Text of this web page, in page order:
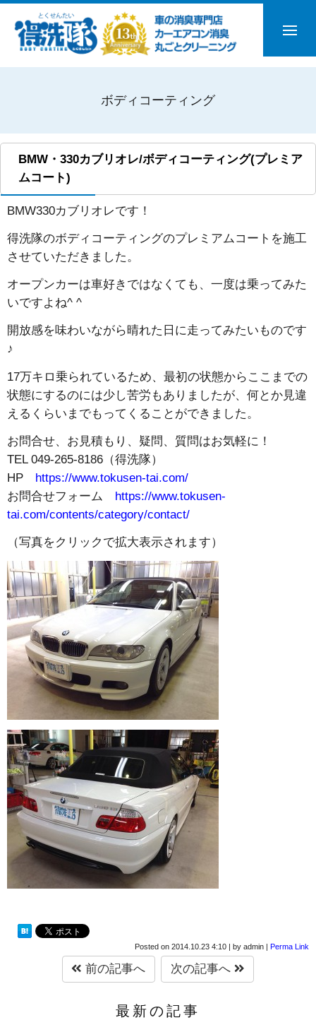
ボディコーティング
BMW・330カブリオレ/ボディコーティング(プレミア
ムコート)
BMW330カブリオレです！
得洗隊のボディコーティングのプレミアムコートを施工
させていただきました。
オープンカーは車好きではなくても、一度は乗ってみた
いですよね^ ^
開放感を味わいながら晴れた日に走ってみたいものです
♪
17万キロ乗られているため、最初の状態からここまでの
状態にするのには少し苦労もありましたが、何とか見違
えるくらいまでもってくることができました。
お問合せ、お見積もり、疑問、質問はお気軽に！
TEL 049-265-8186（得洗隊）
HP https://www.tokusen-tai.com/
お問合せフォーム https://www.tokusen-
tai.com/contents/category/contact/
（写真をクリックで拡大表示されます）
Posted on 2014.10.23 4:10 | by admin | Perma Link
前の記事へ 次の記事へ
最新の記事